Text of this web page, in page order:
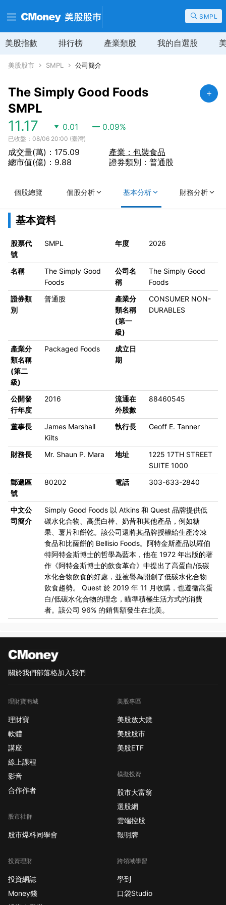
SMPL
美股指數 排行榜 產業類股 我的自選股
美股股市 SMPL 公司簡介
The Simply Good Foods
SMPL
11.17 0.01 0.09%
已收盤：08/06 20:00 (臺灣)
成交量(萬)：175.09
總市值(億)：9.88
產業：包裝食品
證券類別：普通股
個股總覽 個股分析 基本分析 財務分析
基本資料
股票代
號
SMPL 年度 2026
名稱
The Simply Good
Foods
公司名
稱
The Simply Good
Foods
證券類
別
普通股
產業分
類名稱
(第一
級)
CONSUMER NON-
DURABLES
產業分
類名稱
(第二
級)
Packaged Foods
成立日
期
公開發
行年度
2016
流通在
外股數
88460545
董事長
James Marshall
Kilts
執行長 Geoff E. Tanner
財務長 Mr. Shaun P. Mara 地址
1225 17TH STREET
SUITE 1000
郵遞區
號
80202 電話 303-633-2840
中文公
司簡介
Simply Good Foods 以 Atkins 和 Quest 品牌提供低
碳水化合物、高蛋白棒、奶昔和其他產品，例如糖
果、薯片和餅乾。該公司還將其品牌授權給生產冷凍
食品和比薩餅的 Bellisio Foods。阿特金斯產品以羅伯
特阿特金斯博士的哲學為藍本，他在 1972 年出版的著
作《阿特金斯博士的飲食革命》中提出了高蛋白/低碳
水化合物飲食的好處，並被譽為開創了低碳水化合物
飲食趨勢。 Quest 於 2019 年 11 月收購，也遵循高蛋
白/低碳水化合物的理念，瞄準積極生活方式的消費
者。該公司 96% 的銷售額發生在北美。
關於我們部落格加入我們
理財寶商城
理財寶
軟體
講座
線上課程
影音
合作作者
股市社群
股市爆料同學會
投資理財
投資網誌
Money錢
美股專區
美股放大鏡
美股股市
美股ETF
模擬投資
股市大富翁
選股網
雲端控股
報明牌
跨領域學習
學到
口袋Studio